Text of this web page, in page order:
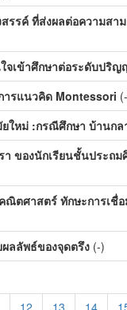
รรค์ ที่ส่งผลต่อความส
เข้าศึกษาต่อระดับปริญ
รแนวคิด Montessori
ใหม่ :กรณีศึกษา บ้านก
ของนักเรียนชั้นประถม
ณิตศาสตร์ ทักษะการเ
ลลัพธ์ของจุดตรึง (-)
12 13 14